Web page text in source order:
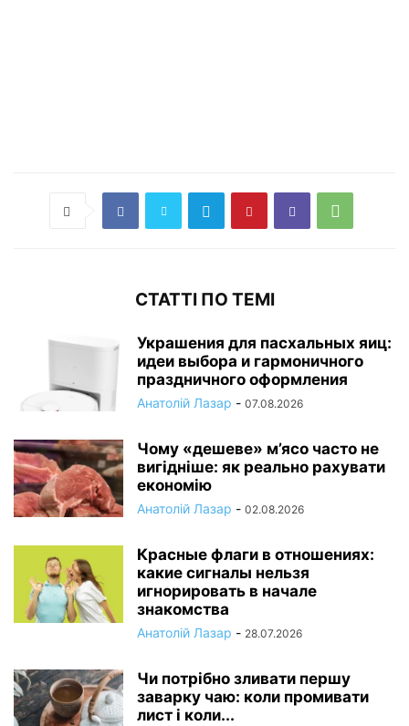
СТАТТІ ПО ТЕМІ
Украшения для пасхальных яиц:
идеи выбора и гармоничного
праздничного оформления
Анатолій Лазар - 07.08.2026
Чому «дешеве» м’ясо часто не
вигідніше: як реально рахувати
економію
Анатолій Лазар - 02.08.2026
Красные флаги в отношениях:
какие сигналы нельзя
игнорировать в начале
знакомства
Анатолій Лазар - 28.07.2026
Чи потрібно зливати першу
заварку чаю: коли промивати
лист і коли...